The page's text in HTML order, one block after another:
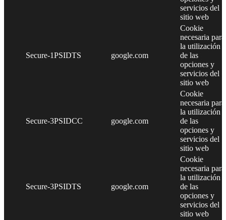
servicios del
sitio web
Secure-1PSIDTS google.com
Cookie
necesaria para
la utilización
de las
opciones y
servicios del
sitio web
Secure-3PSIDCC google.com
Cookie
necesaria para
la utilización
de las
opciones y
servicios del
sitio web
Secure-3PSIDTS google.com
Cookie
necesaria para
la utilización
de las
opciones y
servicios del
sitio web